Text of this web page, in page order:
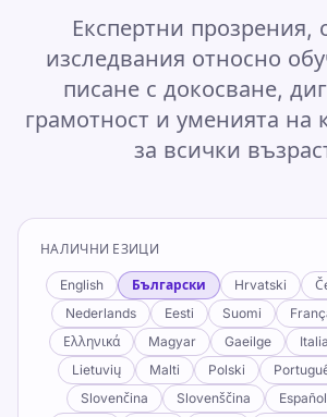
Експертни прозрения,
изследвания относно
писане с докосване,
грамотност и уменията на
за всички
НАЛИЧНИ ЕЗИЦИ
English Български Hrvatski
Nederlands
Eesti Suomi
Ελληνικά
Magyar Gaeilge
Lietuvių
Malti Polski
Slovenčina
Slovenščina Español